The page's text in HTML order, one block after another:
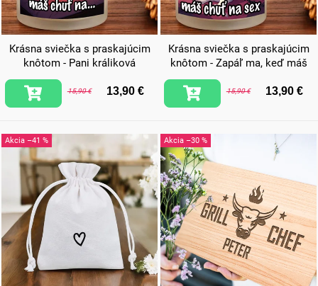
Krásna sviečka s praskajúcim
knôtom - Pani králiková
15,90 € 13,90 €
Krásna sviečka s praskajúcim
knôtom - Zapáľ ma, keď máš
chuť na sex
15,90 € 13,90 €
–41 % –30 %